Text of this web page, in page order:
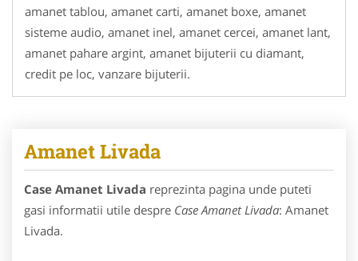
amanet tablou, amanet carti, amanet boxe, amanet
sisteme audio, amanet inel, amanet cercei, amanet lant,
amanet pahare argint, amanet bijuterii cu diamant,
credit pe loc, vanzare bijuterii.
Amanet Livada
Case Amanet Livada reprezinta pagina unde puteti
gasi informatii utile despre Case Amanet Livada: Amanet
Livada.